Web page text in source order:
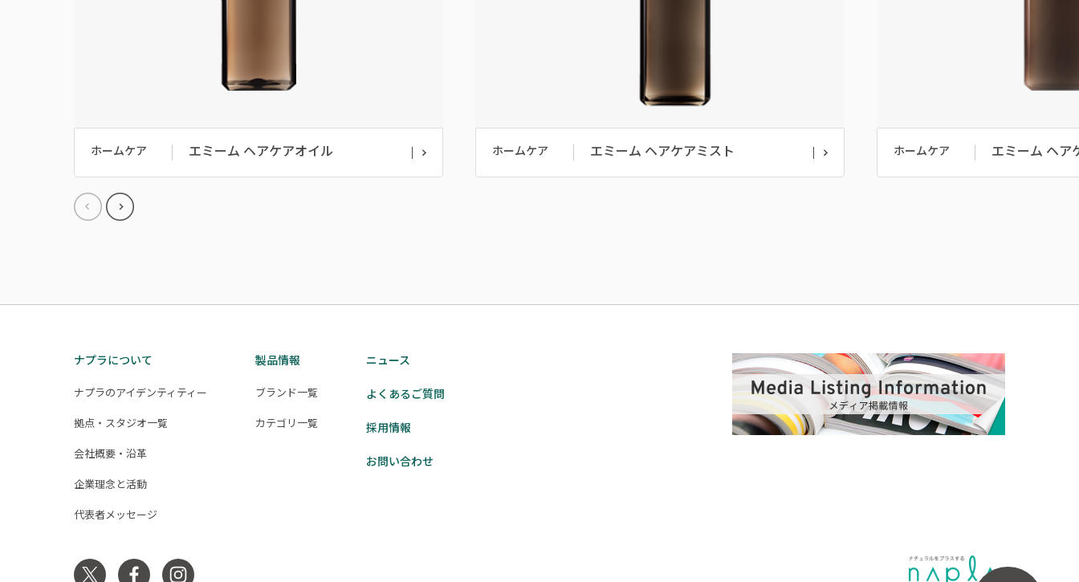
ホームケア エミーム ヘアケアオイル ホームケア エミーム ヘアケアミスト ホームケア エミーム ヘア
ナプラについて
ナプラのアイデンティティー
拠点・スタジオ一覧
会社概要・沿革
企業理念と活動
代表者メッセージ
製品情報
ブランド一覧
カテゴリ一覧
ニュース
よくあるご質問
採用情報
お問い合わせ